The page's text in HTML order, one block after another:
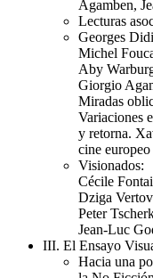
Agamben,
Lecturas
Georges
Michel
Aby
Giorgio
Miradas
Variaciones
y retorna.
cine
Visionados:
Cécile
Dziga
Peter
Jean-Luc
III. El Ensayo
Hacia una